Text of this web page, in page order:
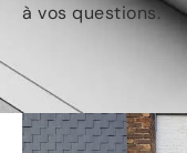
à vos questions.